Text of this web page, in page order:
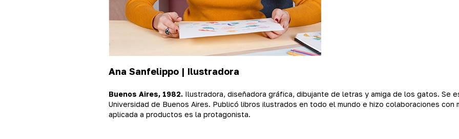
Ana Sanfelippo | Ilustradora
Buenos Aires, 1982. Ilustradora, diseñadora gráfica, dibujante de letras y amiga de los gatos. Se
Universidad de Buenos Aires. Publicó libros ilustrados en todo el mundo e hizo colaboraciones con
aplicada a productos es la protagonista.